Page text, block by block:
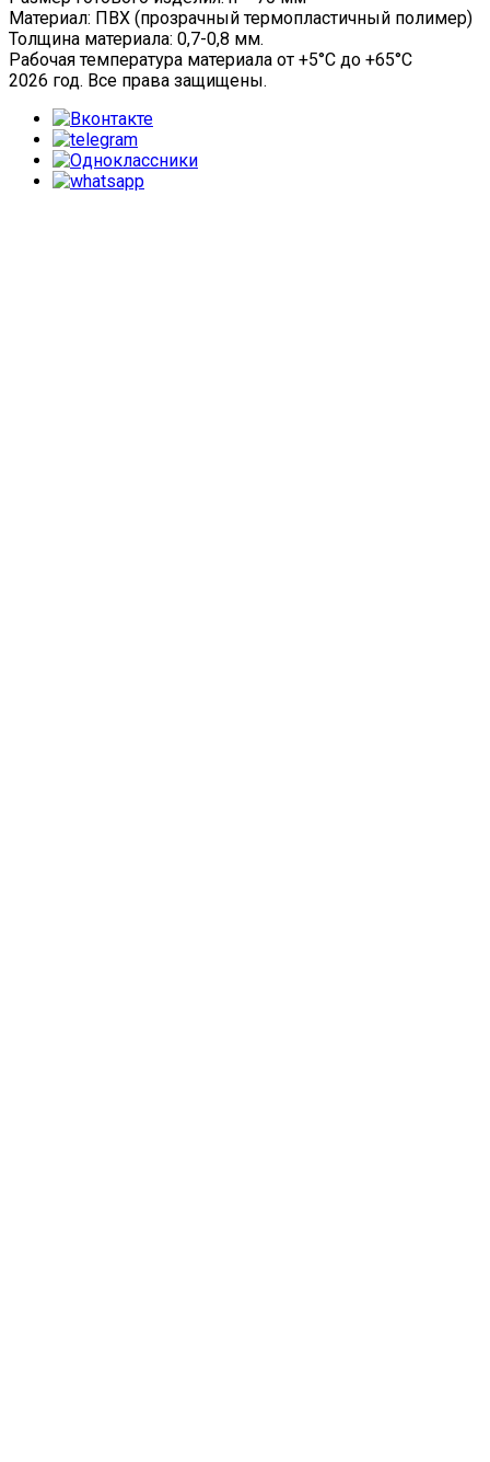
Материал: ПВХ (прозрачный термопластичный полимер)
Толщина материала: 0,7-0,8 мм.
Рабочая температура материала от +5°C до +65°C
2026 год. Все права защищены.